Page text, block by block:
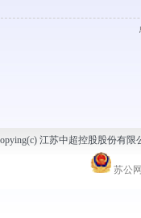
江苏中超控股股份有限
苏公网